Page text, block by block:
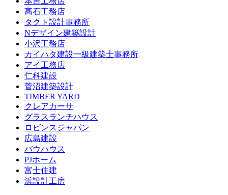
髙石工務店
タクト設計事務所
Nデザイン建築設計
小沢工務店
カイハタ建設一級建築士事務所
アイ工務店
仁科建設
菅沼建築設計
TIMBER YARD
クレアカーサ
グラスランチハウス
ロビンスジャパン
広島建設
バウハウス
PJホーム
富士住建
浜設計工房